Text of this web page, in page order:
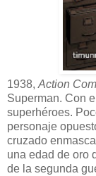
1938, Action
Superman. Con
superhéroes.
personaje
cruzado
una edad de oro
de la segunda